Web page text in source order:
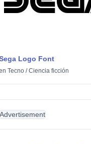
Logo Font
Tecno /Ciencia ficción
Advertisement